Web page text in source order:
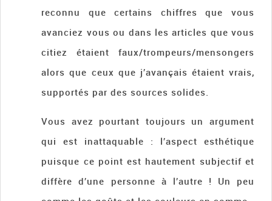
reconnu que certains chiffres que vous
avanciez vous ou dans les articles que vous
citiez étaient faux/trompeurs/mensongers
alors que ceux que j’avançais étaient vrais,
supportés par des sources solides.
Vous avez pourtant toujours un argument
qui est inattaquable : l’aspect esthétique
puisque ce point est hautement subjectif et
diffère d’une personne à l’autre ! Un peu